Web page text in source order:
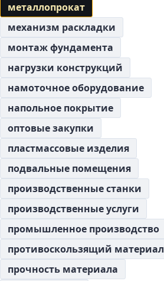
металлопрокат
механизм раскладки
монтаж фундамента
нагрузки конструкций
намоточное оборудование
напольное покрытие
оптовые закупки
пластмассовые изделия
подвальные помещения
производственные станки
производственные услуги
промышленное производство
противоскользящий материал
прочность материала